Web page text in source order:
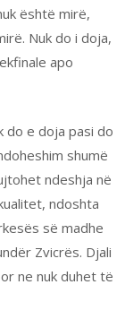
është mirë,
Nuk do i doja,
apo
do e doja pasi do
shumë
ndeshja në
ndoshta
së madhe
Zvicrës. Djali
ne nuk duhet të